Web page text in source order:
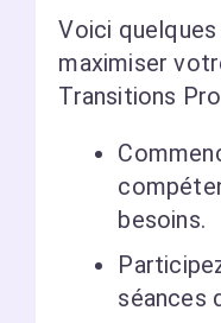
Voici
maximiser
Transitions
besoins.
séances